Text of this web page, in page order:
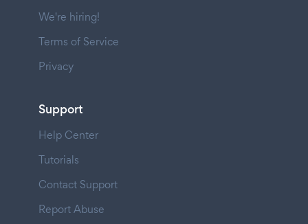
We're hiring!
Terms of Service
Privacy
Support
Help Center
Tutorials
Contact Support
Report Abuse